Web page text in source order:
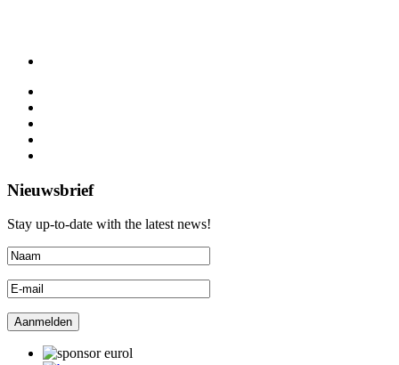
Nieuwsbrief
Stay up-to-date with the latest news!